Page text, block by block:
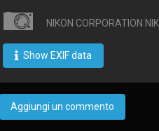
NIKON CORPORATION
Show EXIF data
Aggiungi un commento